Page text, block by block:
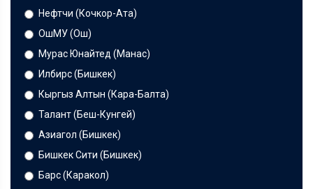
Нефтчи (Кочкор-Ата)
ОшМУ (Ош)
Мурас Юнайтед (Манас)
Илбирс (Бишкек)
Кыргыз Алтын (Кара-Балта)
Талант (Беш-Кунгей)
Азиагол (Бишкек)
Бишкек Сити (Бишкек)
Барс (Каракол)